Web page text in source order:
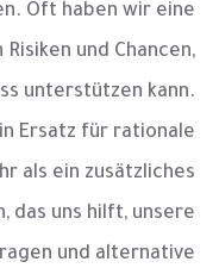
Oft haben wir eine
und Chancen,
unterstützen kann.
Ersatz für rationale
als ein zusätzliches
das uns hilft, unsere
und alternative